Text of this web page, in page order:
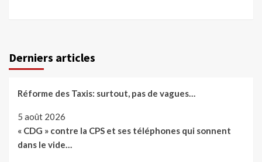
Derniers articles
Réforme des Taxis: surtout, pas de vagues…
5 août 2026
« CDG » contre la CPS et ses téléphones qui sonnent
dans le vide…